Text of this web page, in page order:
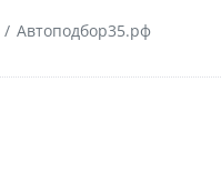
Автоподбор35.рф